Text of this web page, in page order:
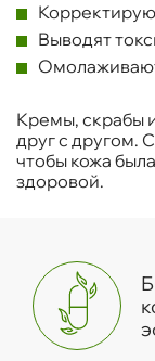
Выводят
Кремы, скрабы
друг с другом.
чтобы кожа
здоровой.